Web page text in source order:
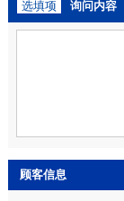
选填项 询问内容
顾客信息